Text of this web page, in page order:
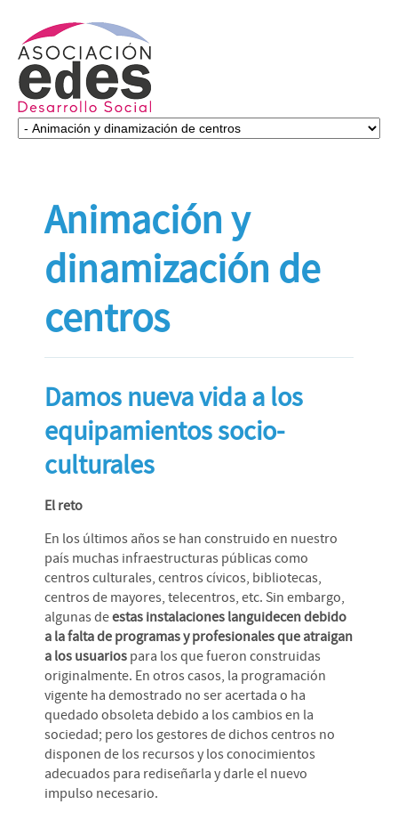
Animación y
dinamización de
centros
Damos nueva vida a los
equipamientos socio-
culturales
El reto
En los últimos años se han construido en nuestro
país muchas infraestructuras públicas como
centros culturales, centros cívicos, bibliotecas,
centros de mayores, telecentros, etc. Sin embargo,
algunas deestas instalaciones languidecen debido
a la falta de programas y profesionales que atraigan
a los usuarios para los que fueron construidas
originalmente. En otros casos, la programación
vigente ha demostrado no ser acertada o ha
quedado obsoleta debido a los cambios en la
sociedad; pero los gestores de dichos centros no
disponen de los recursos y los conocimientos
adecuados para rediseñarla y darle el nuevo
impulso necesario.